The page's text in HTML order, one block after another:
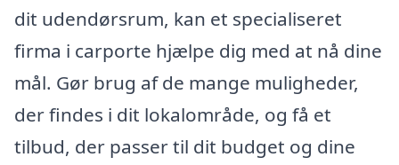
dit udendørsrum, kan et specialiseret
firma i carporte hjælpe dig med at nå dine
mål. Gør brug af de mange muligheder,
der findes i dit lokalområde, og få et
tilbud, der passer til dit budget og dine